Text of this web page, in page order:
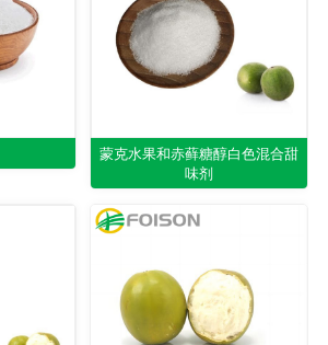
蒙克水果和赤藓糖醇白色混合甜
味剂